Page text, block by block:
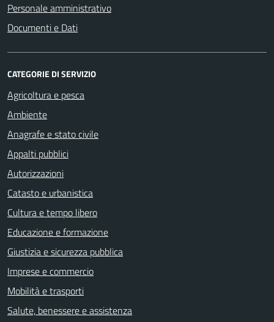
Personale amministrativo
Documenti e Dati
CATEGORIE DI SERVIZIO
Agricoltura e pesca
Ambiente
Anagrafe e stato civile
Appalti pubblici
Autorizzazioni
Catasto e urbanistica
Cultura e tempo libero
Educazione e formazione
Giustizia e sicurezza pubblica
Imprese e commercio
Mobilità e trasporti
Salute, benessere e assistenza